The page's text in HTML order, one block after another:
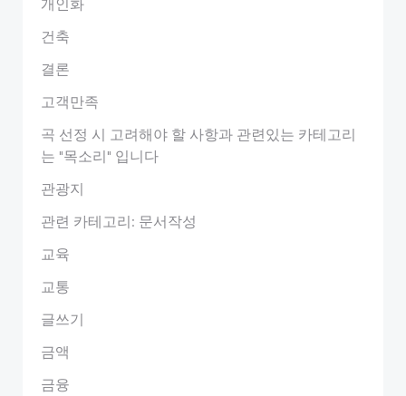
건축
결론
고객만족
곡 선정 시 고려해야 할 사항과 관련있는 카테고리
는 "목소리" 입니다
관광지
관련 카테고리: 문서작성
교육
교통
글쓰기
금액
금융